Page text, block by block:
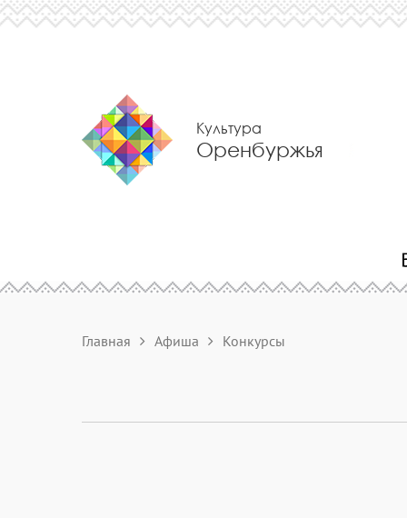
Культура
Оренбуржья
Главная Афиша Конкурсы